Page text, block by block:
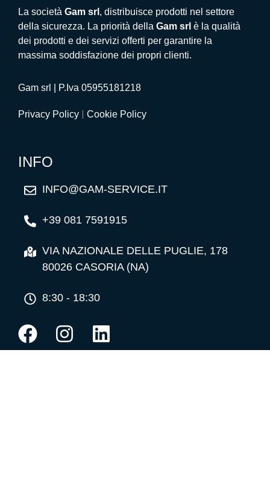
La società Gam srl , distribuisce prodotti nel settore
della sicurezza. La priorità della Gam srl è la qualità
dei prodotti e dei servizi offerti per garantire la
massima soddisfazione dei propri clienti.
Gam srl | P.Iva 05955181218
Privacy Policy Cookie Policy
INFO
INFO@GAM-SERVICE.IT
+39 081 7591915
VIA NAZIONALE DELLE PUGLIE, 178
80026 CASORIA (NA)
8:30 - 18:30